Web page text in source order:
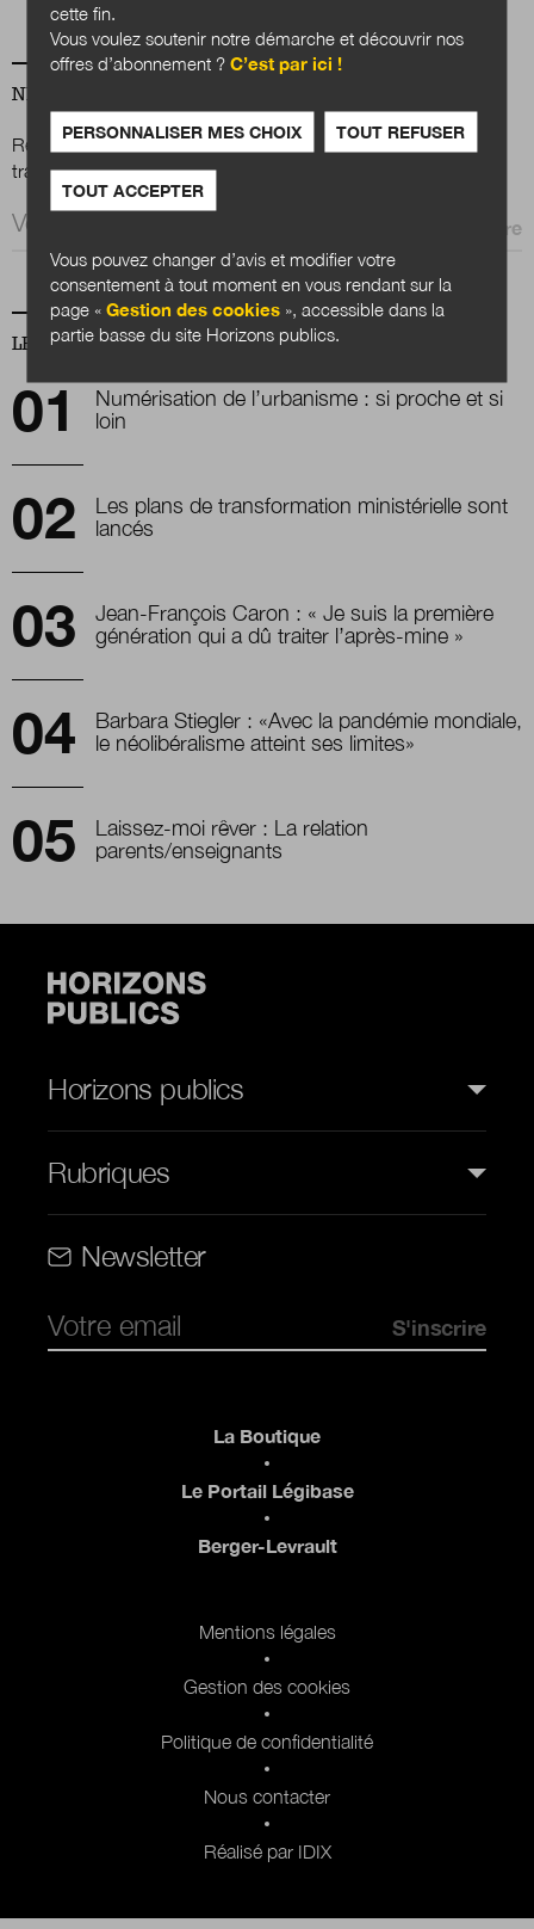
NEWSLETTER
Renseignez votre email afin de suivre l'actualité de la
transformation publique.
Email *
LES PLUS LUS
Numérisation de l’urbanisme : si proche et si
loin
Les plans de transformation ministérielle sont
lancés
Jean-François Caron : « Je suis la première
génération qui a dû traiter l’après-mine »
Barbara Stiegler : «Avec la pandémie mondiale,
le néolibéralisme atteint ses limites»
Laissez-moi rêver : La relation
parents/enseignants
Horizons publics
Rubriques
Newsletter
La Boutique
Le Portail Légibase
Berger-Levrault
Mentions légales
Gestion des cookies
Politique de confidentialité
Nous contacter
Réalisé par IDIX
cette fin.
Vous voulez soutenir notre démarche et découvrir nos
offres d’abonnement ?C’est par ici !
PERSONNALISER MES CHOIX TOUT REFUSER
TOUT ACCEPTER
Vous pouvez changer d’avis et modifier votre
consentement à tout moment en vous rendant sur la
page «Gestion des cookies », accessible dans la
partie basse du site Horizons publics.